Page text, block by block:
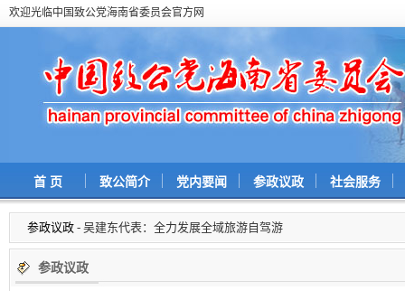
欢迎光临中国致公党海南省委员会官方网
首 页 致公简介 党内要闻 参政议政 社会服务
参政议政 - 吴建东代表：全力发展全域旅游自驾游
参政议政